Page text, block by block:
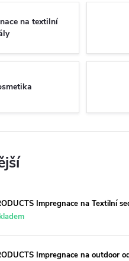
na textilní
Impregnace na Textilní
Impregnace na outdoor